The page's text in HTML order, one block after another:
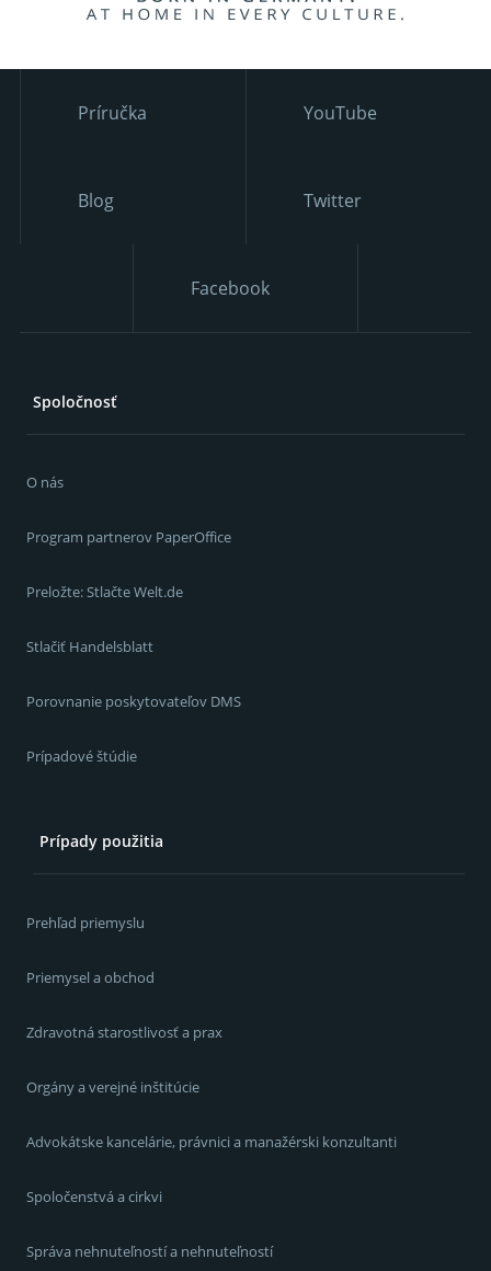
Príručka YouTube
Blog Twitter
Facebook
Spoločnosť
O nás
Program partnerov PaperOffice
Preložte: Stlačte Welt.de
Stlačiť Handelsblatt
Porovnanie poskytovateľov DMS
Prípadové štúdie
Prípady použitia
Prehľad priemyslu
Priemysel a obchod
Zdravotná starostlivosť a prax
Orgány a verejné inštitúcie
Advokátske kancelárie, právnici a manažérski konzultanti
Spoločenstvá a cirkvi
Správa nehnuteľností a nehnuteľností